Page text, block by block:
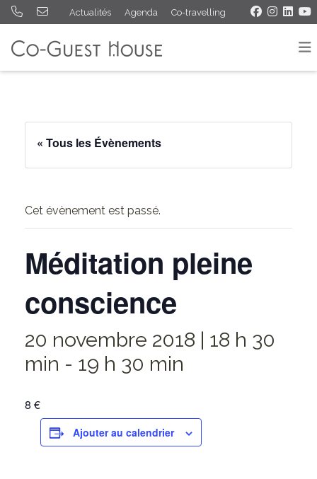
Actualités Agenda Co-travelling
« Tous les Évènements
Cet évènement est passé.
Méditation pleine
conscience
20 novembre 2018 | 18 h 30
min - 19 h 30 min
8 €
Ajouter au calendrier